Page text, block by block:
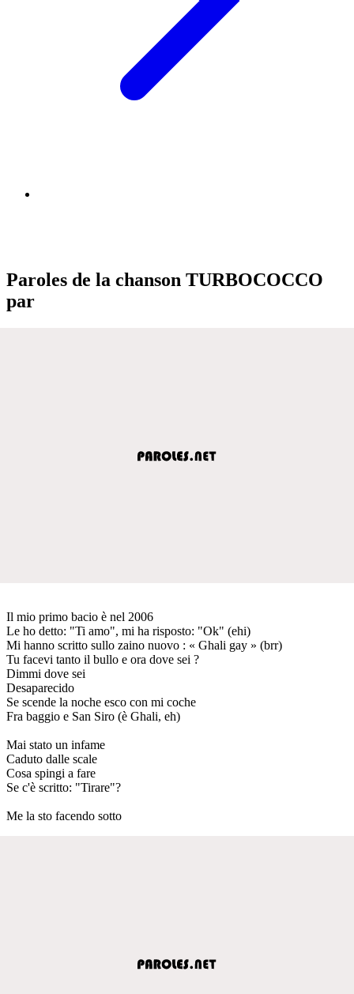
Paroles de la chanson TURBOCOCCO
par
Il mio primo bacio è nel 2006
Le ho detto: "Ti amo", mi ha risposto: "Ok" (ehi)
Mi hanno scritto sullo zaino nuovo : « Ghali gay » (brr)
Tu facevi tanto il bullo e ora dove sei ?
Dimmi dove sei
Desaparecido
Se scende la noche esco con mi coche
Fra baggio e San Siro (è Ghali, eh)
Mai stato un infame
Caduto dalle scale
Cosa spingi a fare
Se c'è scritto: "Tirare"?
Me la sto facendo sotto